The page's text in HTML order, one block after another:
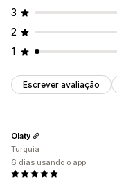
3
2
1
Escrever avaliação
Olaty
Turquia
6 dias usando o app